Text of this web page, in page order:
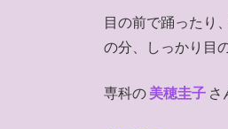
目の前で踊ったり
の分、しっかり目
専科の 美穂圭子 さ